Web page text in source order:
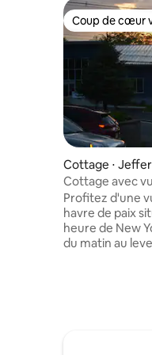
Coup de cœur
Coup de cœur
Cottage ⋅
Cottage avec
de restaurants
de mariages
Profitez d'une
havre de paix
heure de New
du matin au
voyageurs
est